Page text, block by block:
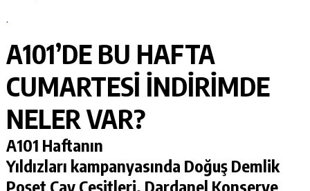
.
A101’DE BU HAFTA
CUMARTESİ İNDİRİMDE
NELER VAR?
A101 Haftanın
Yıldızları kampanyasında Doğuş Demlik
Poşet Çay Çeşitleri, Dardanel Konserve